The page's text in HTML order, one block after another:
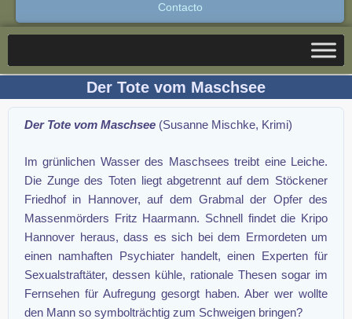
Contacto
Der Tote vom Maschsee
Der Tote vom Maschsee (Susanne Mischke, Krimi)
Im grünlichen Wasser des Maschsees treibt eine Leiche.
Die Zunge des Toten liegt abgetrennt auf dem Stöckener
Friedhof in Hannover, auf dem Grabmal der Opfer des
Massenmörders Fritz Haarmann. Schnell findet die Kripo
Hannover heraus, dass es sich bei dem Ermordeten um
einen namhaften Psychiater handelt, einen Experten für
Sexualstraftäter, dessen kühle, rationale Thesen sogar im
Fernsehen für Aufregung gesorgt haben. Aber wer wollte
den Mann so symbolträchtig zum Schweigen bringen?